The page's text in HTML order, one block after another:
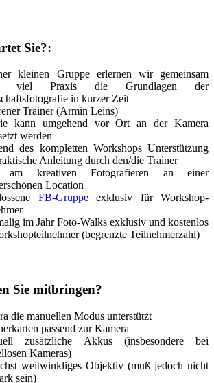
Sie?:
kleinen Gruppe erlernen wir gemeinsam
viel Praxis die Grundlagen der
in kurzer Zeit
Trainer (Armin Leins)
kann umgehend vor Ort an der Kamera
werden
des kompletten Workshops Unterstützung
Anleitung durch den/die Trainer
am kreativen Fotografieren an einer
Location
FB-Gruppeexklusiv für Workshop-
im Jahr Foto-Walks exklusiv und kostenlos
(begrenzte Teilnehmerzahl)
Sie mitbringen?
die manuellen Modus unterstützt
passend zur Kamera
zusätzliche Akkus (insbesondere bei
Kameras)
weitwinkliges Objektiv (muß jedoch nicht
sein)